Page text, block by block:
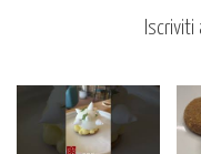
Iscriviti